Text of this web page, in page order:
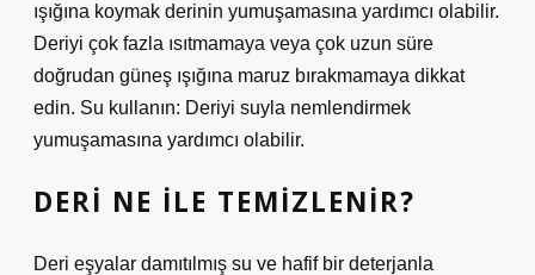
ışığına koymak derinin yumuşamasına yardımcı olabilir.
Deriyi çok fazla ısıtmamaya veya çok uzun süre
doğrudan güneş ışığına maruz bırakmamaya dikkat
edin. Su kullanın: Deriyi suyla nemlendirmek
yumuşamasına yardımcı olabilir.
DERI NE ILE TEMIZLENIR?
Deri eşyalar damıtılmış su ve hafif bir deterjanla